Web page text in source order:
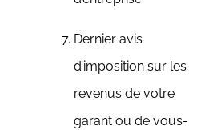
Dernier avis
d’imposition sur les
revenus de votre
garant ou de vous-